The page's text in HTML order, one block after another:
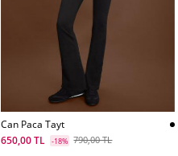
Can Paca Tayt
650,00 TL
-18% 790,00 TL